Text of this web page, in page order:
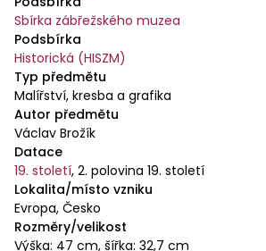
Sbírka zábřežského muzea
Podsbírka
Historická (HISZM)
Typ předmětu
Malířství, kresba a grafika
Autor předmětu
Václav Brožík
Datace
19. století, 2. polovina 19. století
Lokalita/místo vzniku
Evropa, Česko
Rozměry/velikost
Výška: 47 cm, šířka: 32,7 cm